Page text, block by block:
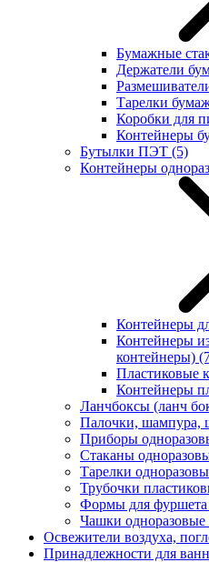
Бумажные
Держатели
Тарелки
Коробки для
Контейнеры
Бутылки ПЭТ (5)
Контейнеры
Контейнеры
Контейнеры
контейнеры)
Пластиковые
Контейнеры
Ланчбоксы (ланч
Палочки, шампура,
Приборы
Стаканы
Тарелки
Трубочки
Формы для фуршета
Чашки одноразовые
Освежители воздуха,
Принадлежности для